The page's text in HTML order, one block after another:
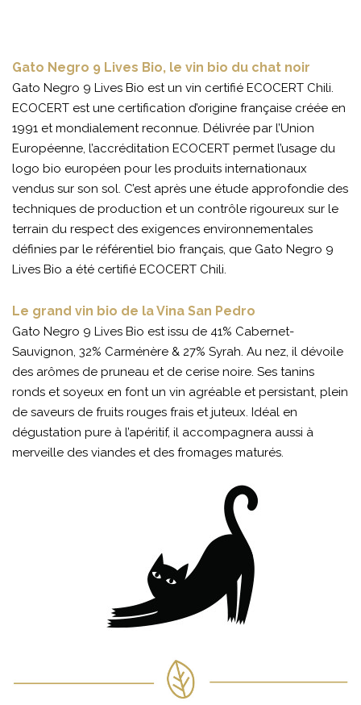
Gato Negro 9 Lives Bio, le vin bio du chat noir
Gato Negro 9 Lives Bio est un vin certifié ECOCERT Chili.
ECOCERT est une certification d’origine française créée en
1991 et mondialement reconnue. Délivrée par l’Union
Européenne, l’accréditation ECOCERT permet l’usage du
logo bio européen pour les produits internationaux
vendus sur son sol. C’est après une étude approfondie des
techniques de production et un contrôle rigoureux sur le
terrain du respect des exigences environnementales
définies par le référentiel bio français, que Gato Negro 9
Lives Bio a été certifié ECOCERT Chili.
Le grand vin bio de la Vina San Pedro
Gato Negro 9 Lives Bio est issu de 41% Cabernet-
Sauvignon, 32% Carménère & 27% Syrah. Au nez, il dévoile
des arômes de pruneau et de cerise noire. Ses tanins
ronds et soyeux en font un vin agréable et persistant, plein
de saveurs de fruits rouges frais et juteux. Idéal en
dégustation pure à l’apéritif, il accompagnera aussi à
merveille des viandes et des fromages maturés.